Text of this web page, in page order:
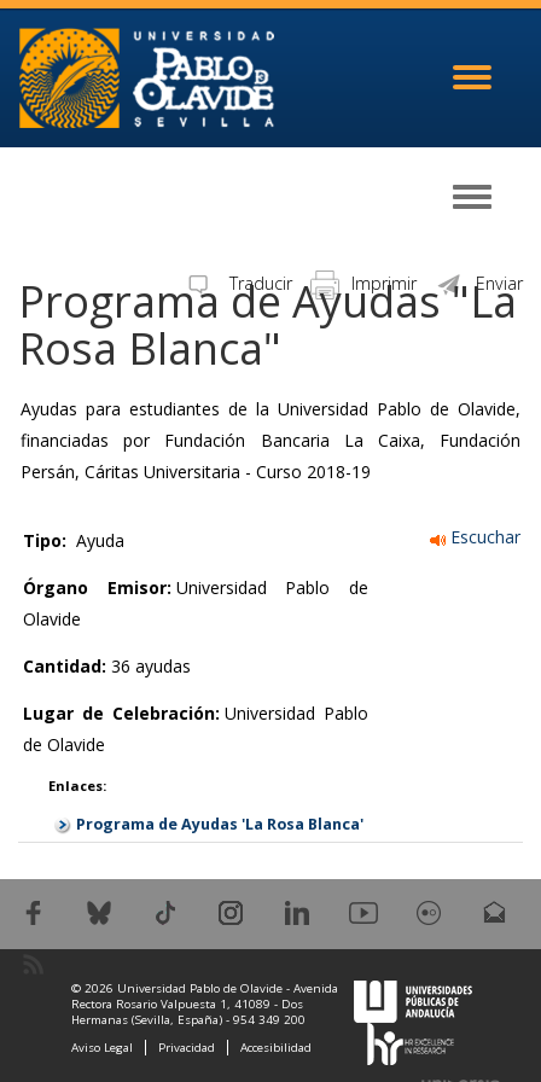
Toggle
Toggle
Enviar
Imprimir
Traducir
Programa de Ayudas "La
Rosa Blanca"
Ayudas para estudiantes de la Universidad Pablo de Olavide,
financiadas por Fundación Bancaria La Caixa, Fundación
Persán, Cáritas Universitaria - Curso 2018-19
Escuchar
Tipo: Ayuda
Órgano Emisor: Universidad Pablo de
Olavide
Cantidad: 36 ayudas
Lugar de Celebración: Universidad Pablo
de Olavide
Enlaces:
Programa de Ayudas 'La Rosa Blanca'
© 2026 Universidad Pablo de Olavide - Avenida
Rectora Rosario Valpuesta 1, 41089 - Dos
Hermanas (Sevilla, España) - 954 349 200
Aviso Legal
Privacidad Accesibilidad